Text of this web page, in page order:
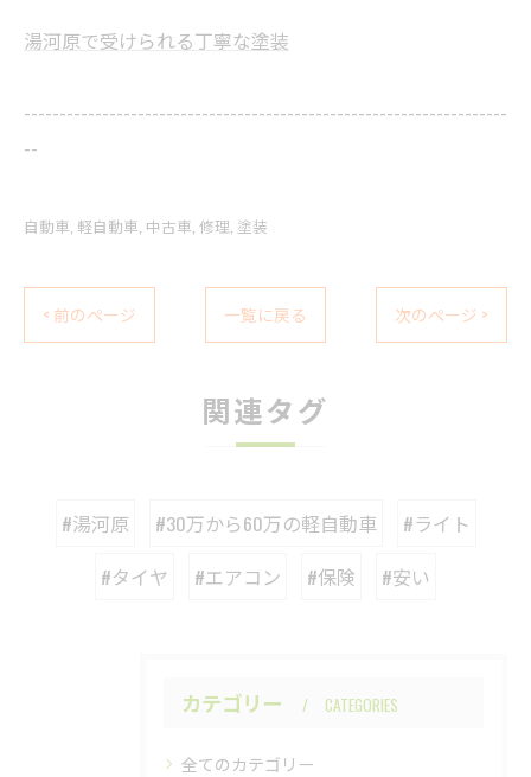
湯河原で受けられる丁寧な塗装
--------------------------------------------------------------------
--
自動車 軽自動車 中古車 修理 塗装
< 前のページ 一覧に戻る 次のページ >
関連タグ
#湯河原 #30万から60万の軽自動車
#ライト
#タイヤ
#エアコン #保険 #安い
カテゴリー CATEGORIES
全てのカテゴリー